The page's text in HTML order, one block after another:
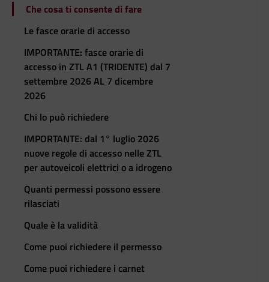
Che cosa ti consente di fare
Le fasce orarie di accesso
IMPORTANTE: fasce orarie di
accesso in ZTL A1 (TRIDENTE) dal 7
settembre 2026 AL 7 dicembre
2026
Chi lo può richiedere
IMPORTANTE: dal 1° luglio 2026
nuove regole di accesso nelle ZTL
per autoveicoli elettrici o a idrogeno
Quanti permessi possono essere
rilasciati
Quale è la validità
Come puoi richiedere il permesso
Come puoi richiedere i carnet